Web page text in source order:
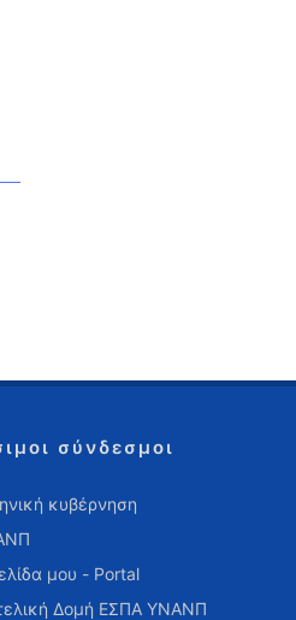
σύνδεσμοι
κυβέρνηση
μου - Portal
Δομή ΕΣΠΑ ΥΝΑΝΠ